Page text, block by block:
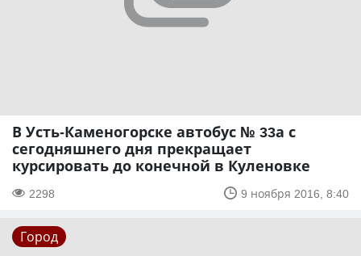
В Усть-Каменогорске автобус № 33а с
сегодняшнего дня прекращает
курсировать до конечной в Куленовке
2298 9 ноября 2016, 8:40
Город